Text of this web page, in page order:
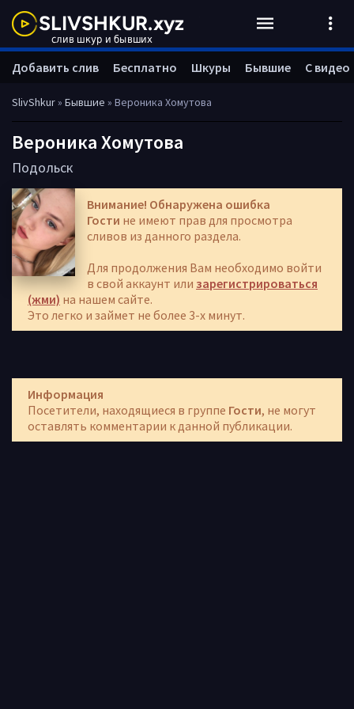
SlivShkur» Бывшие » Вероника Хомутова
Вероника Хомутова
Подольск
Внимание! Обнаружена ошибка
Гости не имеют прав для просмотра
сливов из данного раздела.
Для продолжения Вам необходимо войти
в свой аккаунт или зарегистрироваться
(жми) на нашем сайте.
Это легко и займет не более 3-х минут.
Информация
Посетители, находящиеся в группе Гости, не могут
оставлять комментарии к данной публикации.
Добавить слив Бесплатно Шкуры Бывшие С видео